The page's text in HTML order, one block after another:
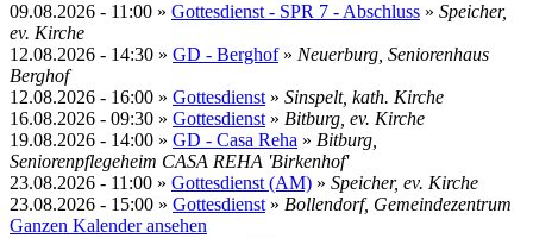
09.08.2026 - 11:00 » Gottesdienst - SPR 7 - Abschluss » Speicher,
ev. Kirche
12.08.2026 - 14:30 » GD - Berghof» Neuerburg, Seniorenhaus
Berghof
12.08.2026 - 16:00 » Gottesdienst» Sinspelt, kath. Kirche
16.08.2026 - 09:30 » Gottesdienst» Bitburg, ev. Kirche
19.08.2026 - 14:00 » GD - Casa Reha » Bitburg,
Seniorenpflegeheim CASA REHA 'Birkenhof'
23.08.2026 - 11:00 » Gottesdienst (AM) » Speicher, ev. Kirche
23.08.2026 - 15:00 » Gottesdienst» Bollendorf, Gemeindezentrum
Ganzen Kalender ansehen